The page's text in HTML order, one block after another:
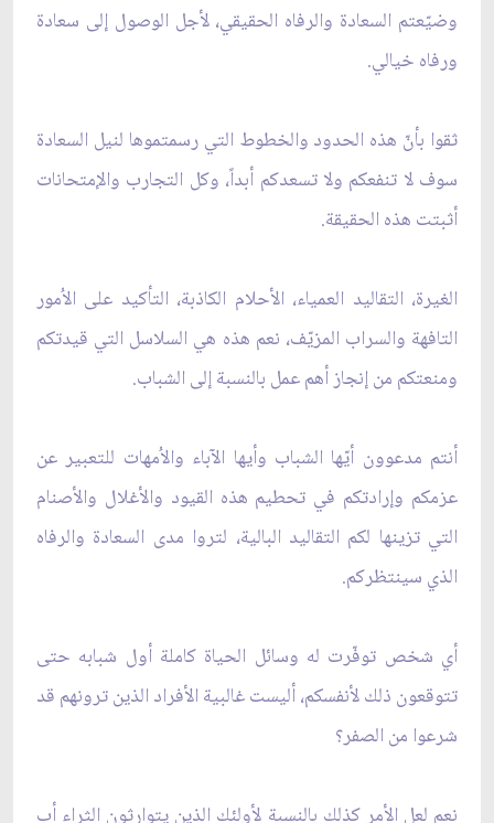
وضيّعتم السعادة والرفاه الحقيقي، لأجل الوصول إلى سعادة
ورفاه خيالي.
ثقوا بأنّ هذه الحدود والخطوط التي رسمتموها لنيل السعادة
سوف لا تنفعكم ولا تسعدكم أبداً، وكل التجارب والإمتحانات
أثبتت هذه الحقيقة.
الغيرة، التقاليد العمياء، الأحلام الكاذبة، التأكيد على الاُمور
التافهة والسراب المزيّف، نعم هذه هي السلاسل التي قيدتكم
ومنعتكم من إنجاز أهم عمل بالنسبة إلى الشباب.
أنتم مدعوون أيّها الشباب وأيها الآباء والاُمهات للتعبير عن
عزمكم وإرادتكم في تحطيم هذه القيود والأغلال والأصنام
التي تزينها لكم التقاليد البالية، لتروا مدى السعادة والرفاه
الذي سينتظركم.
أي شخص توفّرت له وسائل الحياة كاملة أول شبابه حتى
تتوقعون ذلك لأنفسكم، أليست غالبية الأفراد الذين ترونهم قد
شرعوا من الصفر؟
نعم لعل الأمر كذلك بالنسبة لأولئك الذين يتوارثون الثراء أب